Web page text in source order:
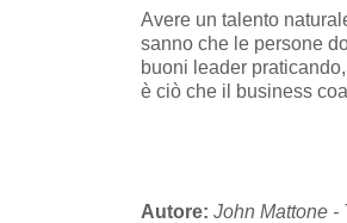
Avere un talento
sanno che le persone
buoni leader
è ciò che il business
Autore: John Mattone -